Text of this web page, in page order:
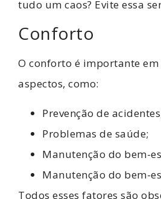
tudo um caos? Evite essa
Conforto
O conforto é importante em
aspectos, como:
Prevenção de
Problemas de saúde;
Manutenção do bem-
Manutenção do bem-
Todos esses fatores são